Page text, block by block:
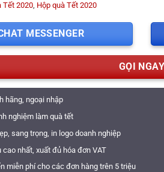
Tết 2020, Hộp quà Tết 2020
MESSENGER
GỌI NGAY
hãng, ngoại nhập
nghiệm làm quà tết
sang trọng, in logo doanh nghiệp
cao nhất, xuất đủ hóa đơn VAT
miễn phí cho các đơn hàng trên 5 triệu